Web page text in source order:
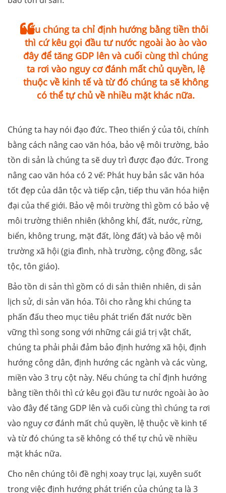
Nếu chúng ta chỉ định hướng bằng tiền thôi
thì cứ kêu gọi đầu tư nước ngoài ào ào vào
đây để tăng GDP lên và cuối cùng thì chúng
ta rơi vào nguy cơ đánh mất chủ quyền, lệ
thuộc về kinh tế và từ đó chúng ta sẽ không
có thể tự chủ về nhiều mặt khác nữa.
Chúng ta hay nói đạo đức. Theo thiển ý của tôi, chính
bằng cách nâng cao văn hóa, bảo vệ môi trường, bảo
tồn di sản là chúng ta sẽ duy trì được đạo đức. Trong
nâng cao văn hóa có 2 vế: Phát huy bản sắc văn hóa
tốt đẹp của dân tộc và tiếp cận, tiếp thu văn hóa hiện
đại của thế giới. Bảo vệ môi trường thì gồm có bảo vệ
môi trường thiên nhiên (không khí, đất, nước, rừng,
biển, không trung, mặt đất, lòng đất) và bảo vệ môi
trường xã hội (gia đình, nhà trường, cộng đồng, sắc
tộc, tôn giáo).
Bảo tồn di sản thì gồm có di sản thiên nhiên, di sản
lịch sử, di sản văn hóa. Tôi cho rằng khi chúng ta
phấn đấu theo mục tiêu phát triển đất nước bền
vững thì song song với những cái giá trị vật chất,
chúng ta phải phải đảm bảo định hướng xã hội, định
hướng công dân, định hướng các ngành và các vùng,
miền vào 3 trụ cột này. Nếu chúng ta chỉ định hướng
bằng tiền thôi thì cứ kêu gọi đầu tư nước ngoài ào ào
vào đây để tăng GDP lên và cuối cùng thì chúng ta rơi
vào nguy cơ đánh mất chủ quyền, lệ thuộc về kinh tế
và từ đó chúng ta sẽ không có thể tự chủ về nhiều
mặt khác nữa.
Cho nên chúng tôi đề nghị xoay trục lại, xuyên suốt
trong việc định hướng phát triển của chúng ta là 3